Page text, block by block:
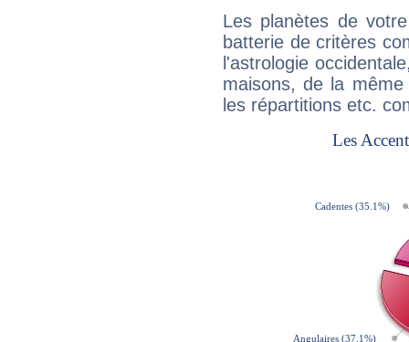
Les planètes de
batterie de critères
l'astrologie
maisons, de la
les répartitions etc.